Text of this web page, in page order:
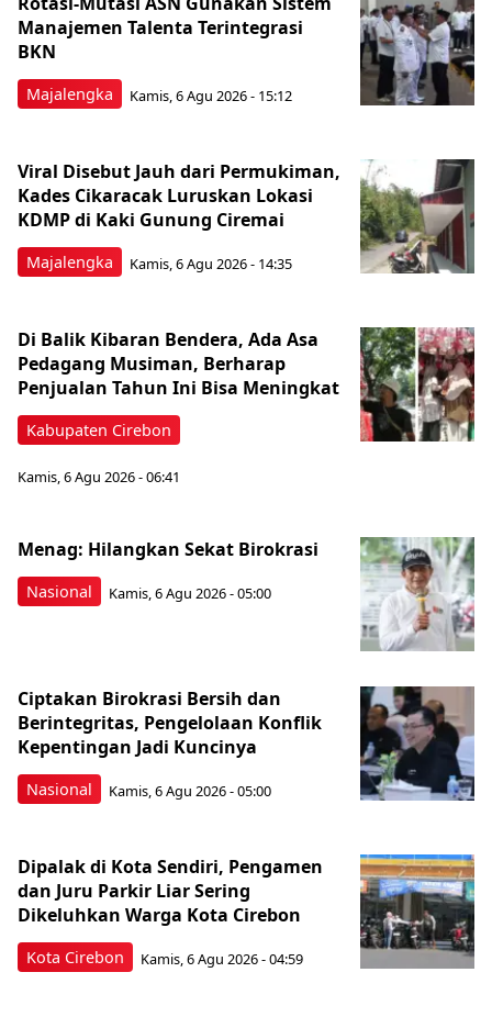
Majalengka
Manajemen Talenta Terintegrasi
BKN
Kamis, 6 Agu 2026 - 15:12
Majalengka
Viral Disebut Jauh dari Permukiman,
Kades Cikaracak Luruskan Lokasi
KDMP di Kaki Gunung Ciremai
Kamis, 6 Agu 2026 - 14:35
Kabupaten Cirebon
Di Balik Kibaran Bendera, Ada Asa
Pedagang Musiman, Berharap
Penjualan Tahun Ini Bisa Meningkat
Kamis, 6 Agu 2026 - 06:41
Nasional
Menag: Hilangkan Sekat Birokrasi
Kamis, 6 Agu 2026 - 05:00
Nasional
Ciptakan Birokrasi Bersih dan
Berintegritas, Pengelolaan Konflik
Kepentingan Jadi Kuncinya
Kamis, 6 Agu 2026 - 05:00
Kota Cirebon
Dipalak di Kota Sendiri, Pengamen
dan Juru Parkir Liar Sering
Dikeluhkan Warga Kota Cirebon
Kamis, 6 Agu 2026 - 04:59